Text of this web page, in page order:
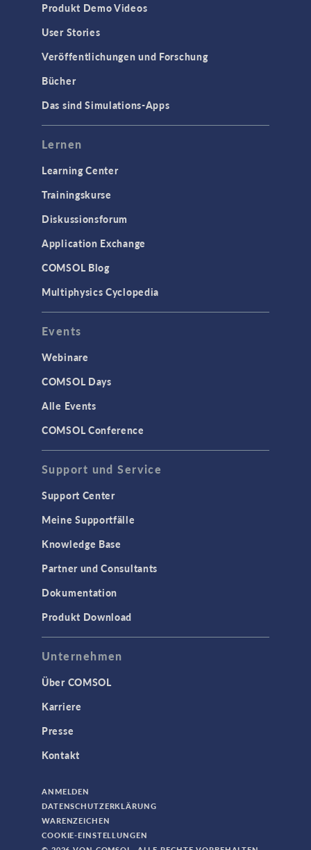
Produkt Demo Videos
User Stories
Veröffentlichungen und Forschung
Bücher
Das sind Simulations-Apps
Lernen
Learning Center
Trainingskurse
Diskussionsforum
Application Exchange
COMSOL Blog
Multiphysics Cyclopedia
Events
Webinare
COMSOL Days
Alle Events
COMSOL Conference
Support und Service
Support Center
Meine Supportfälle
Knowledge Base
Partner und Consultants
Dokumentation
Produkt Download
Unternehmen
Über COMSOL
Karriere
Presse
Kontakt
ANMELDEN
DATENSCHUTZERKLÄRUNG
WARENZEICHEN
COOKIE-EINSTELLUNGEN